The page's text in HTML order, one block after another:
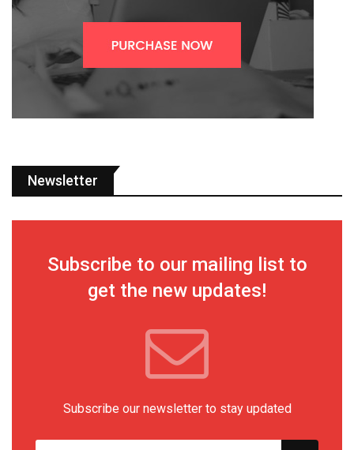
Newsletter
Subscribe to our mailing list to
get the new updates!
Subscribe our newsletter to stay updated